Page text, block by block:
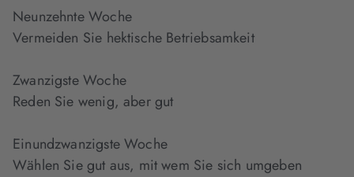
Neunzehnte Woche
Vermeiden Sie hektische Betriebsamkeit
Zwanzigste Woche
Reden Sie wenig, aber gut
Einundzwanzigste Woche
Wählen Sie gut aus, mit wem Sie sich umgeben